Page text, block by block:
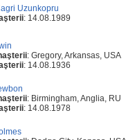
Uzunkopru
: 14.08.1989
: Gregory, Arkansas, USA
: 14.08.1936
: Birmingham, Anglia, RU
: 14.08.1978